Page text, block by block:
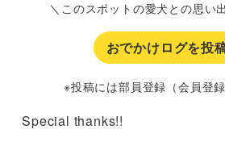
＼このスポットの愛犬との思い
おでかけログを投
※投稿には部員登録（会員登
Special thanks!!